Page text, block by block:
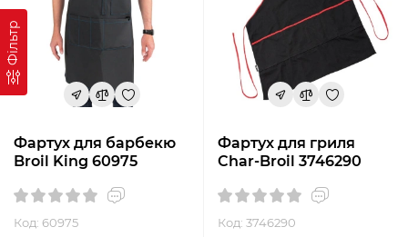
Фільтр
Фартух для барбекю
Broil King 60975
Код: 60975
Фартух для гриля
Char-Broil 3746290
Код: 3746290